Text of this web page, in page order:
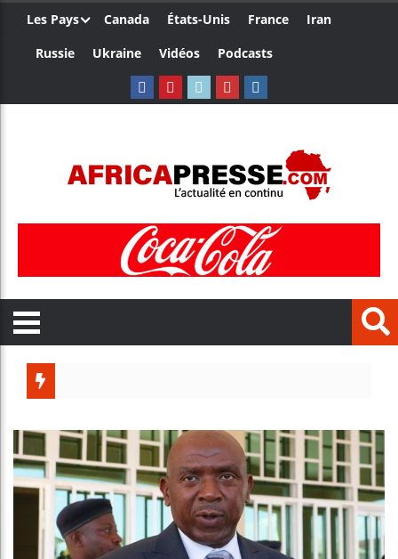
Les Pays Canada États-Unis France
Iran
Russie
Ukraine Vidéos Podcasts
Guinée
Réforme
Bénin :